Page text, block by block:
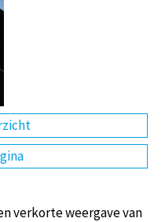
verkorte weergave van